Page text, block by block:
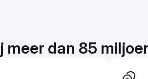
meer dan 85